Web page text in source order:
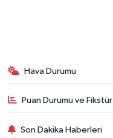
Hava Durumu
Puan Durumu ve Fikstür
Son Dakika Haberleri